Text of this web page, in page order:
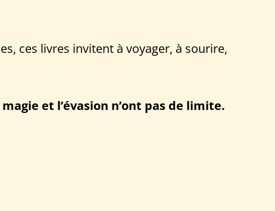
ces livres invitent à voyager, à sourire,
et l’évasion n’ont pas de limite.